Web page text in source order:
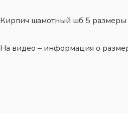
Кирпич шамотный шб 5 размеры
На видео – информация о